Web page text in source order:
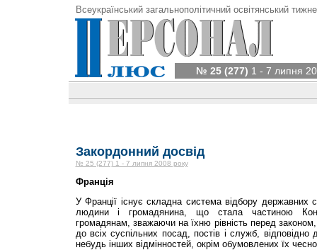
Всеукраїнський загальнополітичний освітянський
№ 25 (277) 1 - 7 липня
Закордонний досвід
№ 25 (277) 1 - 7 липня 2008 року
Франція
У Франції існує складна система відбору державних
людини і громадянина, що стала частиною
громадянам, зважаючи на їхню рівність перед законом,
до всіх суспільних посад, постів і служб, відповідно
небудь інших відмінностей, окрім обумовлених їх